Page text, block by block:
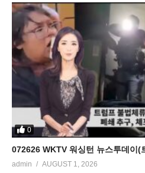
0
072626 WKTV 워싱턴 뉴스투데이(
admin AUGUST 1, 2026